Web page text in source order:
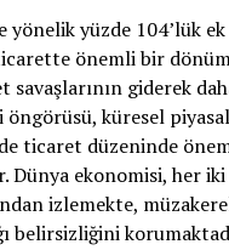
yönelik yüzde 104’lük
önemli bir
savaşlarının giderek
öngörüsü, küresel
ticaret düzeninde
Dünya ekonomisi, her iki
izlemekte,
belirsizliğini